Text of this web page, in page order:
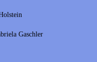
Gaschler